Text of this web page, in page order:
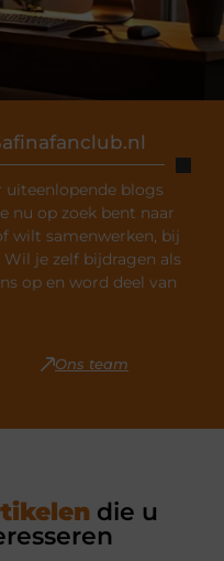
uiteenlopende blogs
nu op zoek bent naar
wilt samenwerken, bij
je zelf bijdragen als
op en word deel van
Ons team
die u